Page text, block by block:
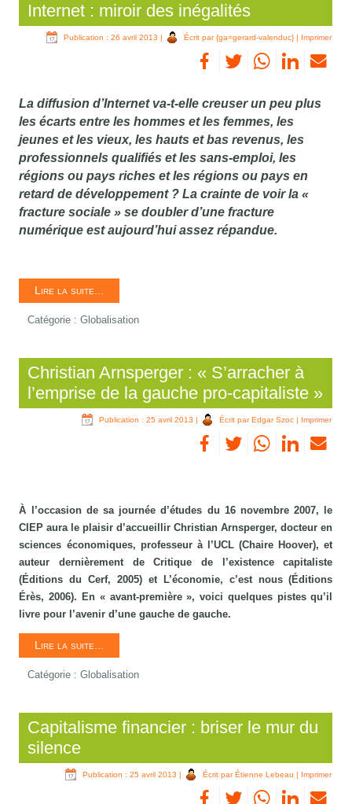
Internet : miroir des inégalités
Publication : 26 avril 2013 | Écrit par {ga=gerard-valenduc} | Imprimer
La diffusion d’Internet va-t-elle creuser un peu plus
les écarts entre les hommes et les femmes, les
jeunes et les vieux, les hauts et bas revenus, les
professionnels qualifiés et les sans-emploi, les
régions ou pays riches et les régions ou pays en
retard de développement ? La crainte de voir la «
fracture sociale » se doubler d’une fracture
numérique est aujourd’hui assez répandue.
Lire la suite...
Catégorie :Globalisation
Christian Arnsperger : « S’arracher à
l’emprise de la gauche pro-capitaliste »
Publication : 25 avril 2013 | Écrit par Edgar Szoc | Imprimer
À l’occasion de sa journée d’études du 16 novembre 2007, le
CIEP aura le plaisir d’accueillir Christian Arnsperger, docteur en
sciences économiques, professeur à l’UCL (Chaire Hoover), et
auteur dernièrement de Critique de l’existence capitaliste
(Éditions du Cerf, 2005) et L’économie, c’est nous (Éditions
Érès, 2006). En « avant-première », voici quelques pistes qu’il
livre pour l’avenir d’une gauche de gauche.
Lire la suite...
Catégorie :Globalisation
Capitalisme financier : briser le mur du
silence
Publication : 25 avril 2013 | Écrit par Étienne Lebeau | Imprimer